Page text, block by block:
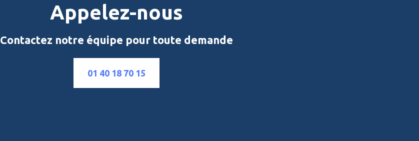
Appelez-nous
Contactez notre équipe pour toute demande
01 40 18 70 15